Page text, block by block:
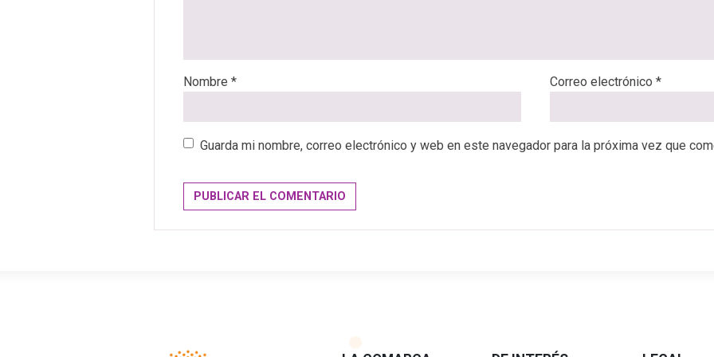
Nombre * Correo electrónico *
Guarda mi nombre, correo electrónico y web en este navegador para la próxima vez que